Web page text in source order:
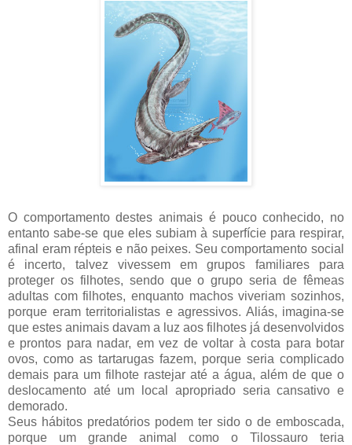
O comportamento destes animais é pouco conhecido, no
entanto sabe-se que eles subiam à superfície para respirar,
afinal eram répteis e não peixes. Seu comportamento social
é incerto, talvez vivessem em grupos familiares para
proteger os filhotes, sendo que o grupo seria de fêmeas
adultas com filhotes, enquanto machos viveriam sozinhos,
porque eram territorialistas e agressivos. Aliás, imagina-se
que estes animais davam a luz aos filhotes já desenvolvidos
e prontos para nadar, em vez de voltar à costa para botar
ovos, como as tartarugas fazem, porque seria complicado
demais para um filhote rastejar até a água, além de que o
deslocamento até um local apropriado seria cansativo e
demorado.
Seus hábitos predatórios podem ter sido o de emboscada,
porque um grande animal como o Tilossauro teria